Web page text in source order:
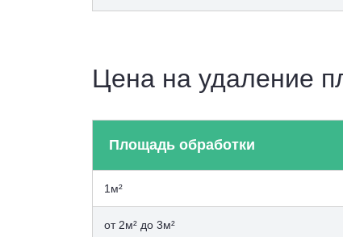
Цена на удаление
Площадь обработки
1м²
от 2м² до 3м²